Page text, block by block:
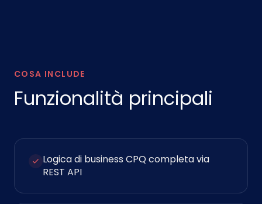
COSA INCLUDE
Funzionalità principali
Logica di business CPQ completa via
REST API